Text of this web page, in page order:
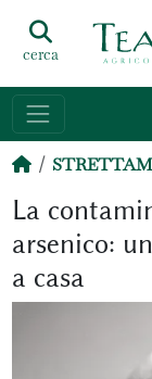
cerca
La
arsenico:
a casa